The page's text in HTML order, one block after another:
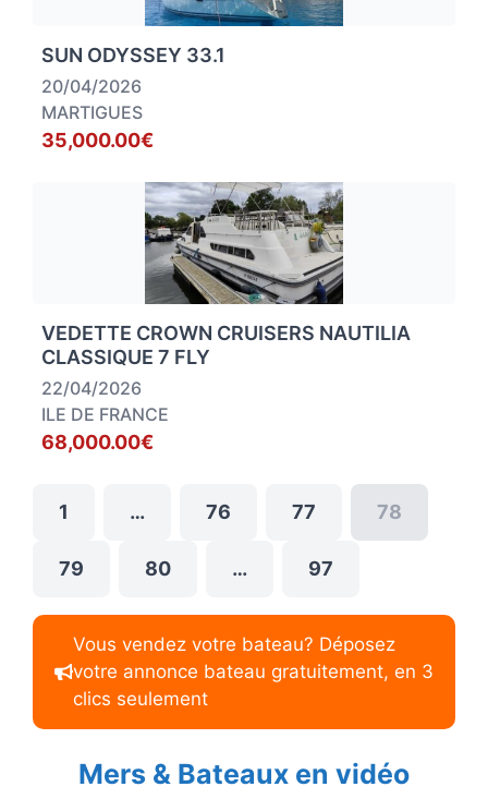
SUN ODYSSEY 33.1
20/04/2026
MARTIGUES
35,000.00€
VEDETTE CROWN CRUISERS NAUTILIA
CLASSIQUE 7 FLY
22/04/2026
ILE DE FRANCE
68,000.00€
1 … 76 77 78
79 80 … 97
Vous vendez votre bateau? Déposez
votre annonce bateau gratuitement, en 3
clics seulement
Mers & Bateaux en vidéo